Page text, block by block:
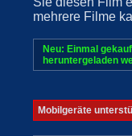
mehrere Filme
Neu: Einmal
heruntergeladen
Mobilgeräte